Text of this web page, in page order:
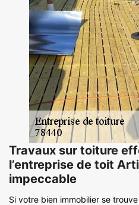
Travaux sur toiture
l’entreprise de toit
impeccable
Si votre bien immobilier se